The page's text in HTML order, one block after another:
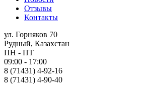
Отзывы
Контакты
ул. Горняков 70
Рудный, Казахстан
ПН - ПТ
09:00 - 17:00
8 (71431) 4-92-16
8 (71431) 4-90-40